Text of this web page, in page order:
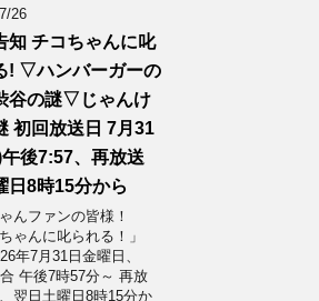
26
知 チコちゃんに叱
! ▽ハンバーガーの
谷の謎▽じゃんけ
初回放送日 7月31
午後7:57、再放送
日8時15分から
んファンの皆様！
ゃんに叱られる！」​
年7月31日金曜日、
午後7時57分～ 再放
翌日土曜日8時15分か